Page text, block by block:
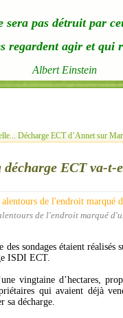
sera pas détruit par
regardent agir et qui
Albert Einstein
Décharge ECT d’Annet sur
ECT va-t-
de l'endroit marqué
sondages étaient réalisés
ISDI ECT.
vingtaine d’hectares,
qui avaient déjà
sa décharge.